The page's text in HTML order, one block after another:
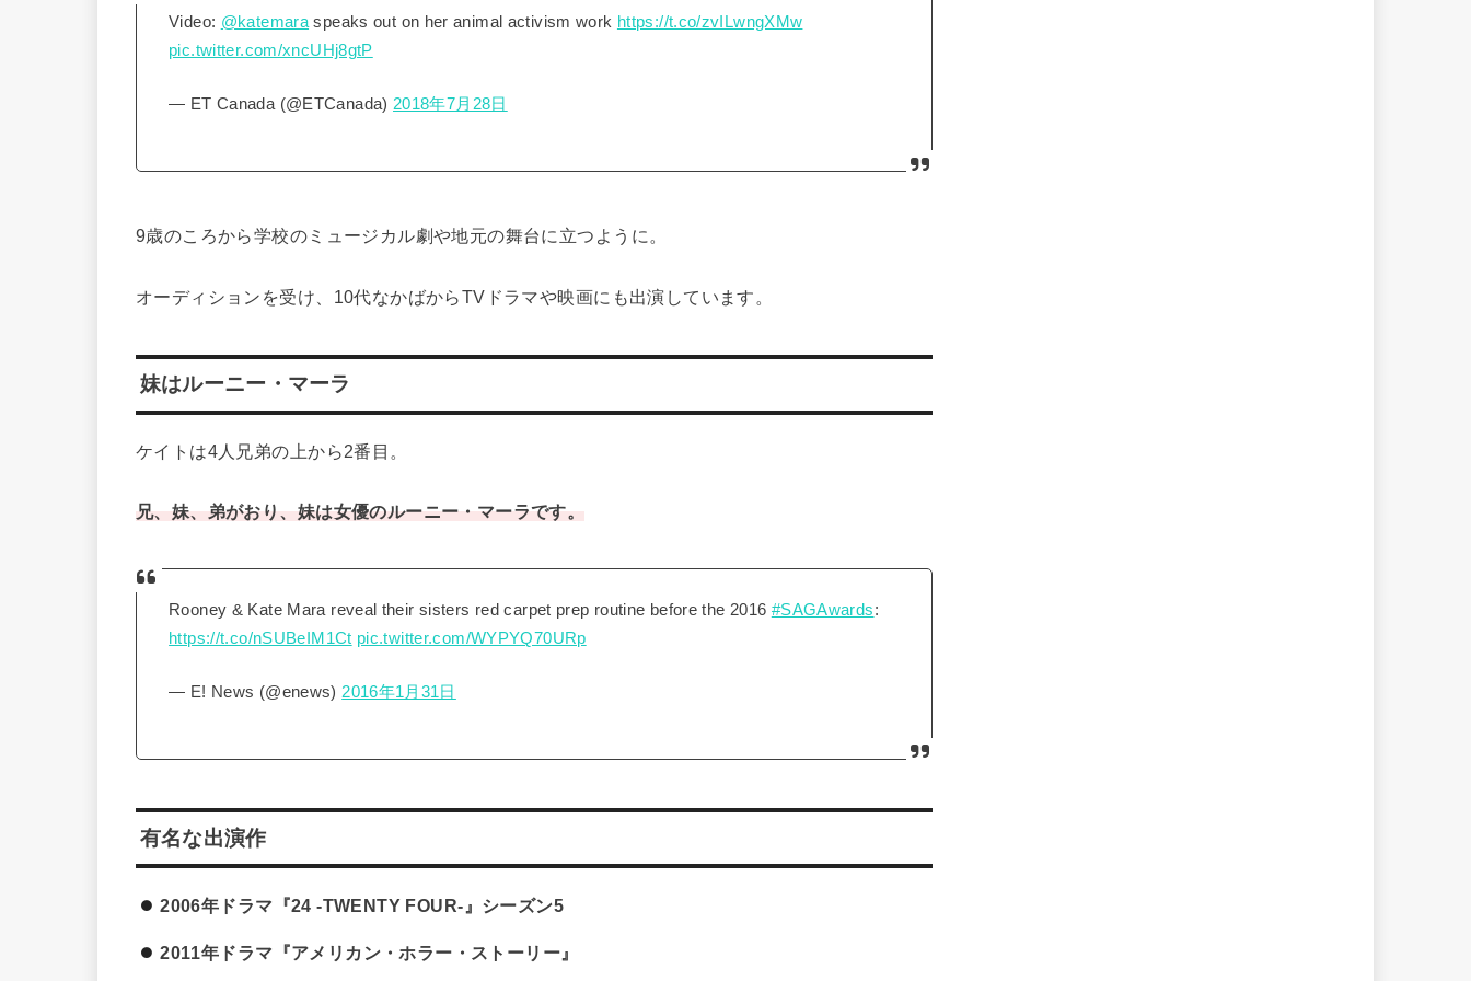
Video: @katemara speaks out on her animal activism work https://t.co/zvILwngXMw
pic.twitter.com/xncUHj8gtP
— ET Canada (@ETCanada)2018年7月28日
9歳のころから学校のミュージカル劇や地元の舞台に立つように。
オーディションを受け、10代なかばからTVドラマや映画にも出演しています。
妹はルーニー・マーラ
ケイトは4人兄弟の上から2番目。
兄、妹、弟がおり、妹は女優のルーニー・マーラです。
Rooney & Kate Mara reveal their sisters red carpet prep routine before the 2016 #SAGAwards:
https://t.co/nSUBeIM1Ct pic.twitter.com/WYPYQ70URp
— E! News (@enews)2016年1月31日
有名な出演作
2006年ドラマ『24 -TWENTY FOUR-』シーズン5
2011年ドラマ『アメリカン・ホラー・ストーリー』